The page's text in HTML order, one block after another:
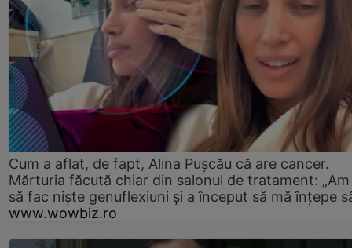
Cum a aflat, de fapt, Alina Pușcău că are cancer.
Mărturia făcută chiar din salonul de tratament:
să fac niște genuflexiuni și a început să mă înțepe
www.wowbiz.ro